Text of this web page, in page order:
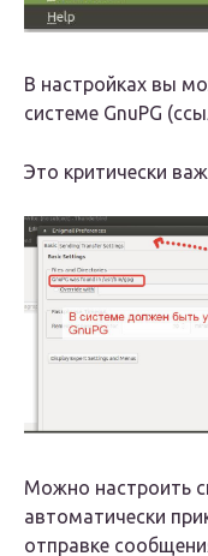
В настройках вы
системе GnuPG
Это критически
Можно настроить
автоматически
отправке